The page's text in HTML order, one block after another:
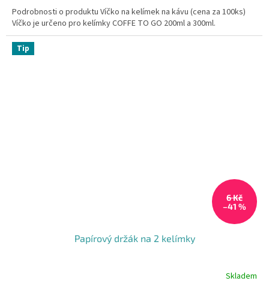
hvězdiček.
Podrobnosti o produktu Víčko na kelímek na kávu (cena za 100ks)
Víčko je určeno pro kelímky COFFE TO GO 200ml a 300ml.
Tip
6 Kč
–41 %
Papírový držák na 2 kelímky
Skladem